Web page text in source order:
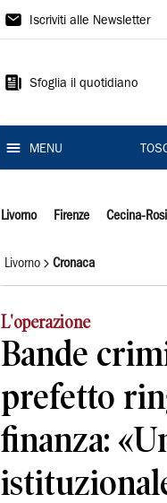
Il
Iscriviti alle Newsletter
Sfoglia il quotidiano
MENU
Livorno Firenze Cecina-
Livorno Cronaca
L'operazione
Bande
prefetto
finanza: